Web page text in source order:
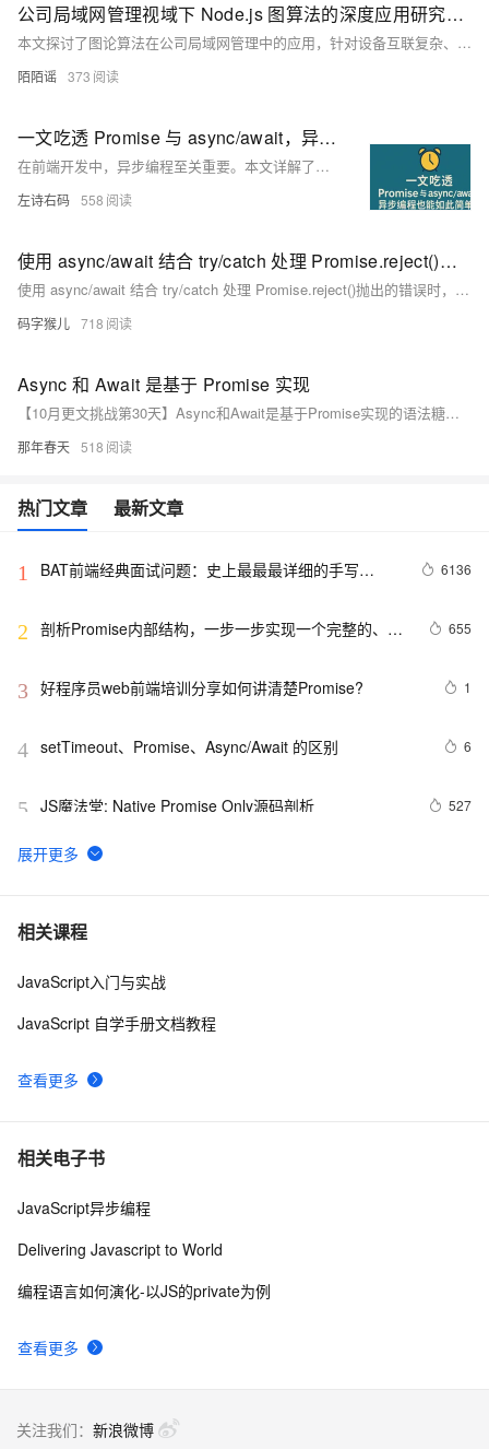
公司局域网管理视域下 Node.js 图算法的深度应用研究：拓扑结构建模与流量优化策略探析
本文探讨了图论算法在公司局域网管理中的应用，针对设备互联复杂、流量调度低效及安全监控困难等问题，提出基于图论的解决方案。通过节点与边建模局域网拓扑结构，利用DFS/BFS实现设备快速发现，Dijkstra算法优化流量路径，社区检测算法识别安全风险。结合WorkWin软件实例，展示了算法在设备管理、流量调度与安全监控中的价值，为智能化局域网管理提供了理论与实践指导。
陌陌谣 373
一文吃透 Promise 与 async/await，异步编程也能如此简单！建议收藏！
在前端开发中，异步编程至关重要。本文详解了同步与异步的区别，通过生活化例子帮助理解。深入讲解了 Promise 的概念、状态及链式调用，并引入 async/await 这一语法糖，使异步代码更清晰易读。还介绍了多个异步任务的组合处理方式，如 Promise.all 与 Promise.race。掌握这些内容，将大幅提升你的异步编程能力，写出更优雅、易维护的代码，助力开发与面试！
左诗右码 558
使用 async/await 结合 try/catch 处理 Promise.reject()抛出的错误时，有什么需要注意的地方？
使用 async/await 结合 try/catch 处理 Promise.reject()抛出的错误时，有什么需要注意的地方？
码字猴儿 718
Async 和 Await 是基于 Promise 实现
【10月更文挑战第30天】Async和Await是基于Promise实现的语法糖，它们通过简洁的语法形式，借助Promise的异步处理机制，为JavaScript开发者提供了一种更优雅、更易于理解和维护的异步编程方式。
那年春天 518
热门文章 最新文章
1
BAT前端经典面试问题：史上最最最详细的手写
6136
2 剖析Promise内部结构，一步一步实现一个完整的、能
655
3 好程序员web前端培训分享如何讲清楚Promise? 1
4 setTimeout、Promise、Async/Await 的区别 6
5 JS魔法堂: Native Promise Only源码剖析 527
6 Promise的异常穿透和中断Promise的链式请求
7 C++一分钟之-未来与承诺：std::future与std::promise
8 TS声明promise返回来的数据类型
相关课程
查看更多
JavaScript入门与实战
JavaScript 自学手册文档教程
相关电子书
查看更多
JavaScript异步编程
Delivering Javascript to World
编程语言如何演化-以JS的private为例
关注我们： 新浪微博